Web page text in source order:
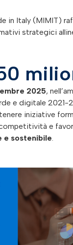
in Italy (MIMIT)
strategici
2025,
e digitale
iniziative
e
e sostenibile